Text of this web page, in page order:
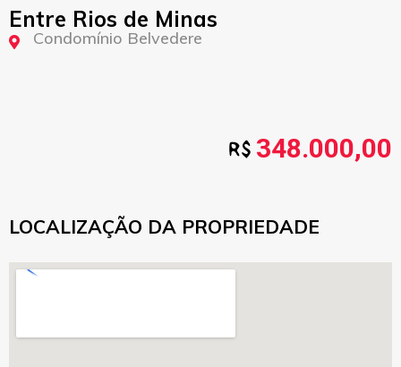
Entre Rios de Minas
Condomínio Belvedere
348.000,00
LOCALIZAÇÃO DA PROPRIEDADE